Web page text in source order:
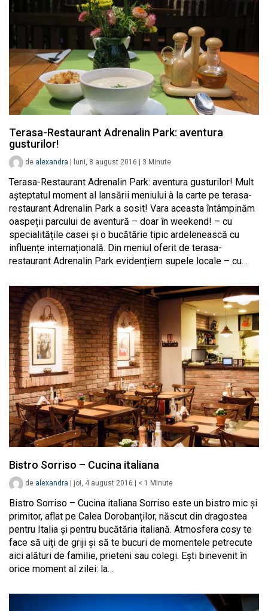
Terasa-Restaurant Adrenalin Park: aventura
gusturilor!
de alexandra luni, 8 august 2016 3 Minute
Terasa-Restaurant Adrenalin Park: aventura gusturilor! Mult
așteptatul moment al lansării meniului à la carte pe terasa-
restaurant Adrenalin Park a sosit! Vara aceasta întâmpinăm
oaspeții parcului de aventură – doar în weekend! – cu
specialitățile casei și o bucătărie tipic ardelenească cu
influențe internațională. Din meniul oferit de terasa-
restaurant Adrenalin Park evidențiem supele locale – cu…
Bistro Sorriso – Cucina italiana
de alexandra joi, 4 august 2016 < 1 Minute
Bistro Sorriso – Cucina italiana Sorriso este un bistro mic și
primitor, aflat pe Calea Dorobanților, născut din dragostea
pentru Italia și pentru bucătăria italiană. Atmosfera cosy te
face să uiți de griji și să te bucuri de momentele petrecute
aici alături de familie, prieteni sau colegi. Ești binevenit în
orice moment al zilei: la…